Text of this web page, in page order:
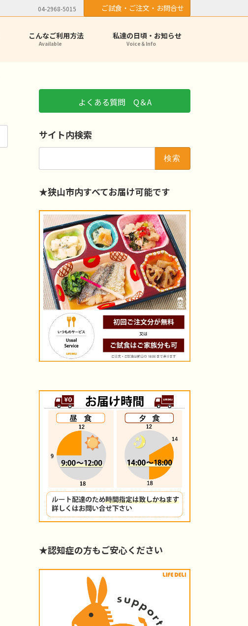
04-2968-5015 ご試食・ご注文・お問合せ
こんなご利用方法
Available
私達の日頃・お知らせ
Voice＆Info
よくある質問 Q＆A
サイト内検索
★狭山市内すべてお届け可能です
★認知症の方もご安心ください